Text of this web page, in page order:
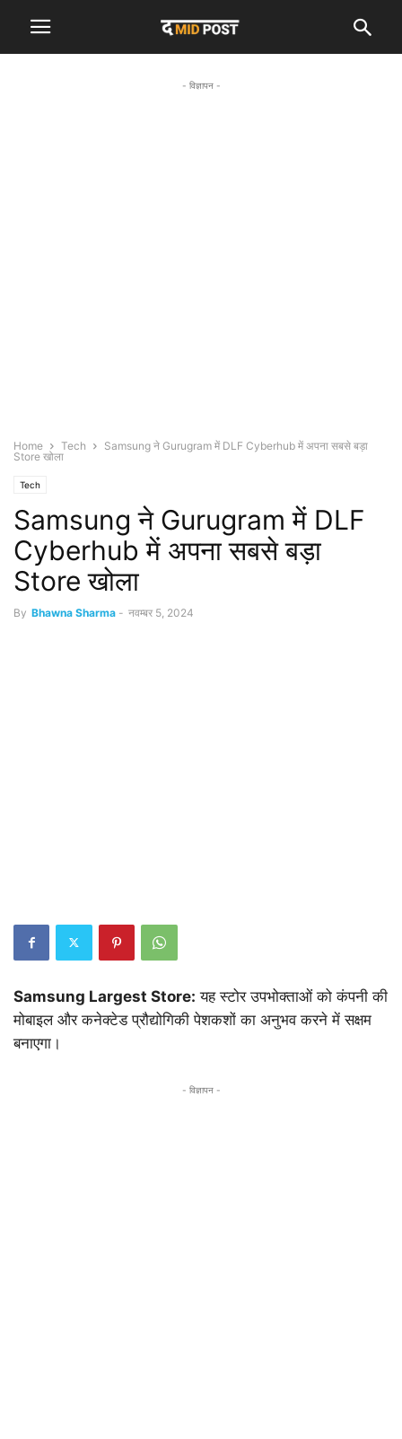
- विज्ञापन -
Home Tech
Samsung ने Gurugram में DLF Cyberhub में अपना सबसे बड़ा
Store खोला
Tech
Samsung ने Gurugram में DLF
Cyberhub में अपना सबसे बड़ा
Store खोला
By Bhawna Sharma - नवम्बर 5, 2024
Samsung Largest Store: यह स्टोर उपभोक्ताओं को कंपनी की
मोबाइल और कनेक्टेड प्रौद्योगिकी पेशकशों का अनुभव करने में सक्षम
बनाएगा।
- विज्ञापन -